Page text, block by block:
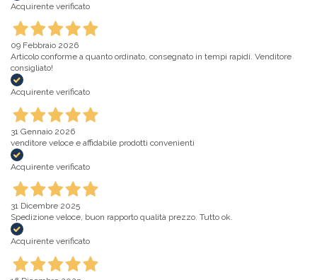
Acquirente verificato
09 Febbraio 2026
Articolo conforme a quanto ordinato, consegnato in tempi rapidi. Venditore
consigliato!
Acquirente verificato
31 Gennaio 2026
venditore veloce e affidabile prodotti convenienti
Acquirente verificato
31 Dicembre 2025
Spedizione veloce, buon rapporto qualità prezzo. Tutto ok.
Acquirente verificato